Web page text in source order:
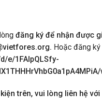
đăng ký để nhận được
. Hoặc đăng
e/1FAIpQLSfy-
trên, vui lòng liên hệ với